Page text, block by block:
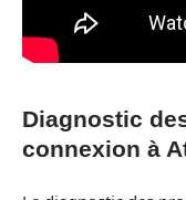
Diagnostic
connexion à